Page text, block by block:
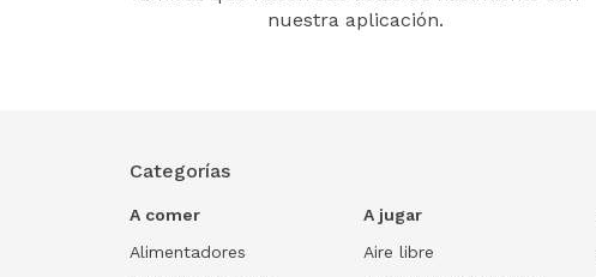
nuestra aplicación.
Categorías
A comer
Alimentadores
A jugar
Aire libre